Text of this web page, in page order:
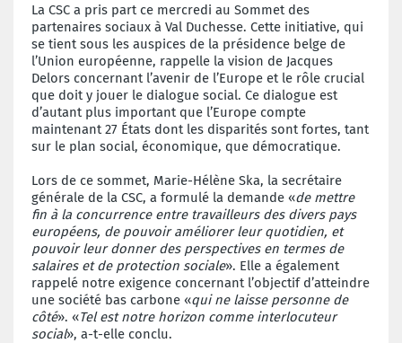
La CSC a pris part ce mercredi au Sommet des
partenaires sociaux à Val Duchesse. Cette initiative, qui
se tient sous les auspices de la présidence belge de
l’Union européenne, rappelle la vision de Jacques
Delors concernant l’avenir de l’Europe et le rôle crucial
que doit y jouer le dialogue social. Ce dialogue est
d’autant plus important que l’Europe compte
maintenant 27 États dont les disparités sont fortes, tant
sur le plan social, économique, que démocratique.
Lors de ce sommet, Marie-Hélène Ska, la secrétaire
générale de la CSC, a formulé la demande «de mettre
fin à la concurrence entre travailleurs des divers pays
européens, de pouvoir améliorer leur quotidien, et
pouvoir leur donner des perspectives en termes de
salaires et de protection sociale». Elle a également
rappelé notre exigence concernant l’objectif d’atteindre
une société bas carbone «qui ne laisse personne de
côté». «Tel est notre horizon comme interlocuteur
social», a-t-elle conclu.